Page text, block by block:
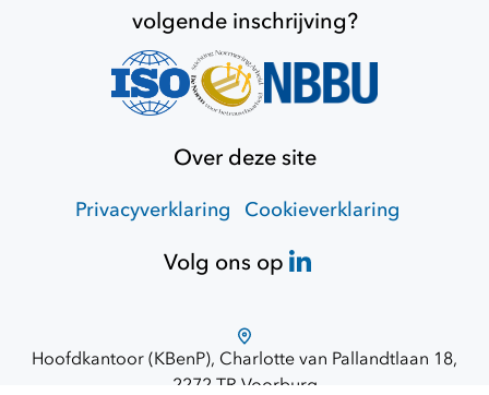
volgende inschrijving?
Over deze site
Privacyverklaring Cookieverklaring
Volg ons op
Hoofdkantoor (KBenP), Charlotte van Pallandtlaan 18,
2272 TR Voorburg